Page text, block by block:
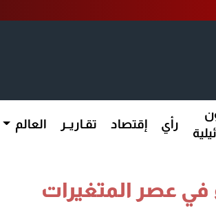
رأي إقتصاد تقـاريــر العالم
في عصر المتغيرات